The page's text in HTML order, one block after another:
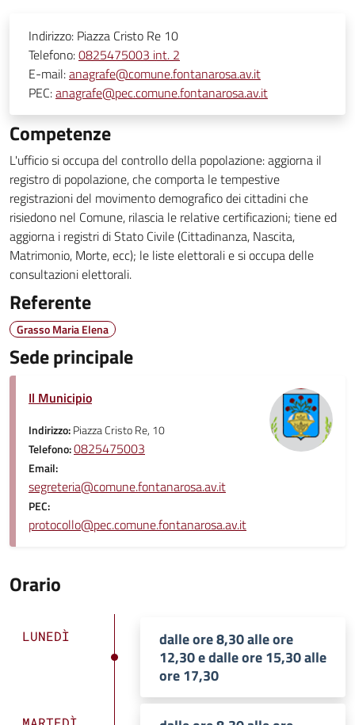
Indirizzo: Piazza Cristo Re 10
Telefono:0825475003 int. 2
E-mail:anagrafe@comune.fontanarosa.av.it
PEC:anagrafe@pec.comune.fontanarosa.av.it
Competenze
L'ufficio si occupa del controllo della popolazione: aggiorna il
registro di popolazione, che comporta le tempestive
registrazioni del movimento demografico dei cittadini che
risiedono nel Comune, rilascia le relative certificazioni; tiene ed
aggiorna i registri di Stato Civile (Cittadinanza, Nascita,
Matrimonio, Morte, ecc); le liste elettorali e si occupa delle
consultazioni elettorali.
Referente
Grasso Maria Elena
Sede principale
Il Municipio
Indirizzo:Piazza Cristo Re, 10
Telefono:0825475003
Email:
segreteria@comune.fontanarosa.av.it
PEC:
protocollo@pec.comune.fontanarosa.av.it
Orario
LUNEDÌ
dalle ore 8,30 alle ore
12,30 e dalle ore 15,30 alle
ore 17,30